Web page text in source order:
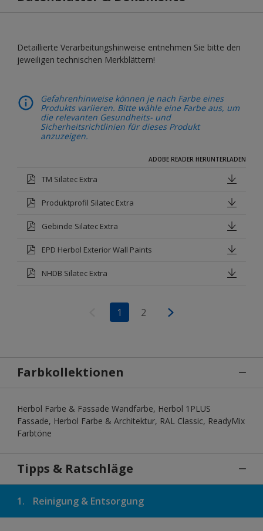
Detaillierte Verarbeitungshinweise entnehmen Sie bitte den
jeweiligen technischen Merkblättern!
Gefahrenhinweise können je nach Farbe eines
Produkts variieren. Bitte wähle eine Farbe aus, um
die relevanten Gesundheits- und
Sicherheitsrichtlinien für dieses Produkt
anzuzeigen.
ADOBE READER HERUNTERLADEN
TM Silatec Extra
Produktprofil Silatec Extra
Gebinde Silatec Extra
EPD Herbol Exterior Wall Paints
NHDB Silatec Extra
1 2
Farbkollektionen
Herbol Farbe & Fassade Wandfarbe, Herbol 1PLUS
Fassade, Herbol Farbe & Architektur, RAL Classic, ReadyMix
Farbtöne
Tipps & Ratschläge
1. Reinigung & Entsorgung